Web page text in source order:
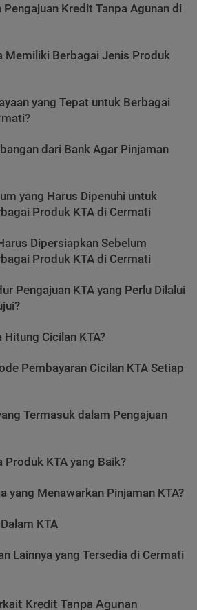
Pengajuan Kredit Tanpa Agunan di
Memiliki Berbagai Jenis Produk
yang Tepat untuk Berbagai
dari Bank Agar Pinjaman
yang Harus Dipenuhi untuk
Produk KTA di Cermati
Dipersiapkan Sebelum
Produk KTA di Cermati
Pengajuan KTA yang Perlu Dilalui
Hitung Cicilan KTA?
Pembayaran Cicilan KTA Setiap
Termasuk dalam Pengajuan
Produk KTA yang Baik?
yang Menawarkan Pinjaman KTA?
KTA
Lainnya yang Tersedia di Cermati
Kredit Tanpa Agunan